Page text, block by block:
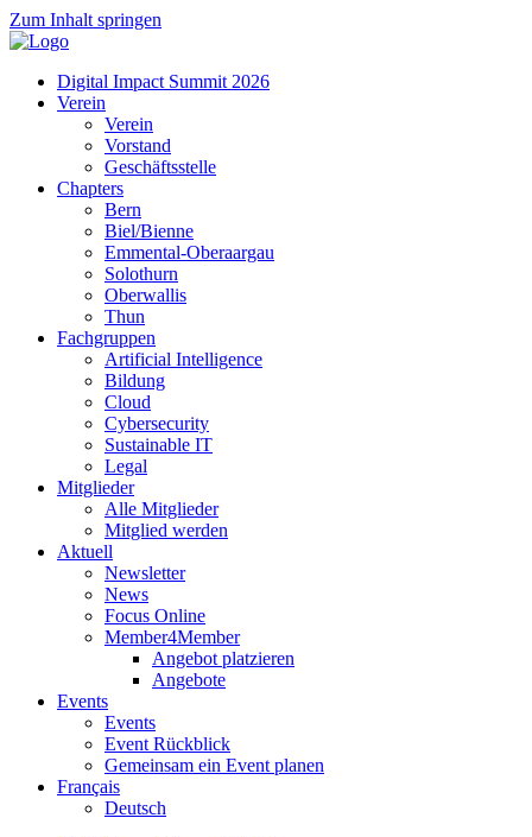
Zum Inhalt springen
Digital Impact Summit 2026
Verein
Verein
Vorstand
Geschäftsstelle
Chapters
Bern
Biel/Bienne
Emmental-Oberaargau
Solothurn
Oberwallis
Thun
Fachgruppen
Artificial Intelligence
Bildung
Cloud
Cybersecurity
Sustainable IT
Legal
Mitglieder
Alle Mitglieder
Mitglied werden
Aktuell
Newsletter
News
Focus Online
Member4Member
Angebot platzieren
Angebote
Events
Events
Event Rückblick
Gemeinsam ein Event planen
Français
Deutsch